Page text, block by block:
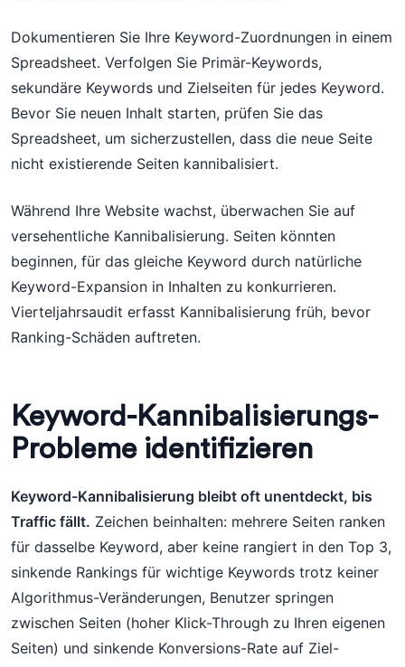
Dokumentieren Sie Ihre Keyword-Zuordnungen in einem
Spreadsheet. Verfolgen Sie Primär-Keywords,
sekundäre Keywords und Zielseiten für jedes Keyword.
Bevor Sie neuen Inhalt starten, prüfen Sie das
Spreadsheet, um sicherzustellen, dass die neue Seite
nicht existierende Seiten kannibalisiert.
Während Ihre Website wachst, überwachen Sie auf
versehentliche Kannibalisierung. Seiten könnten
beginnen, für das gleiche Keyword durch natürliche
Keyword-Expansion in Inhalten zu konkurrieren.
Vierteljahrsaudit erfasst Kannibalisierung früh, bevor
Ranking-Schäden auftreten.
Keyword-Kannibalisierungs-
Probleme identifizieren
Keyword-Kannibalisierung bleibt oft unentdeckt, bis
Traffic fällt. Zeichen beinhalten: mehrere Seiten ranken
für dasselbe Keyword, aber keine rangiert in den Top 3,
sinkende Rankings für wichtige Keywords trotz keiner
Algorithmus-Veränderungen, Benutzer springen
zwischen Seiten (hoher Klick-Through zu Ihren eigenen
Seiten) und sinkende Konversions-Rate auf Ziel-